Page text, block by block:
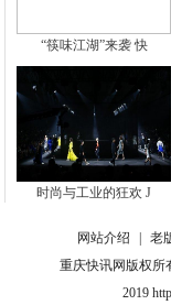
“筷味江湖”来袭 快
时尚与工业的狂欢 J
网站介绍 老
重庆快讯网版权所
2019